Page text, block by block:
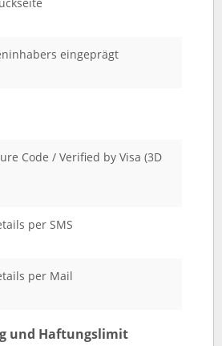
eingeprägt
Code / Verified by Visa (3D
per SMS
per Mail
und Haftungslimit